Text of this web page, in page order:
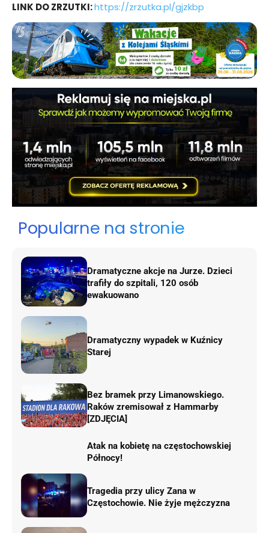
LINK DO ZRZUTKI:https://zrzutka.pl/gjzkbp
Popularne na stronie
Dramatyczne akcje na Jurze. Dzieci
trafiły do szpitali, 120 osób
ewakuowano
Dramatyczny wypadek w Kuźnicy
Starej
Bez bramek przy Limanowskiego.
Raków zremisował z Hammarby
[ZDJĘCIA]
Atak na kobietę na częstochowskiej
Północy!
Tragedia przy ulicy Zana w
Częstochowie. Nie żyje mężczyzna